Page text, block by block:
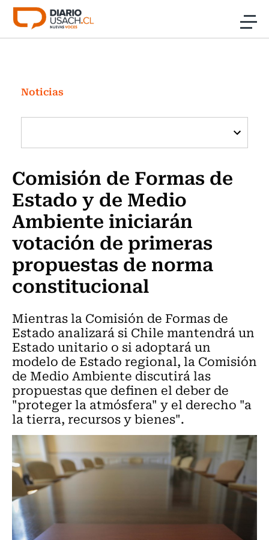
Click acá para ir directamente al contenido
Investigación
Cultura
Programas Radio y TV Usach
Noticias
Comisión de Formas de
Estado y de Medio
Ambiente iniciarán
votación de primeras
propuestas de norma
constitucional
Mientras la Comisión de Formas de
Estado analizará si Chile mantendrá un
Estado unitario o si adoptará un
modelo de Estado regional, la Comisión
de Medio Ambiente discutirá las
propuestas que definen el deber de
"proteger la atmósfera" y el derecho "a
la tierra, recursos y bienes".